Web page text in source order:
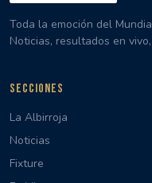
Toda la emoción del
Noticias, resultados en
SECCIONES
La Albirroja
Noticias
Fixture